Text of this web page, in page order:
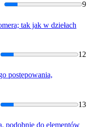
9
tak jak w dziełach
12
postępowania,
13
podobnie do elementów